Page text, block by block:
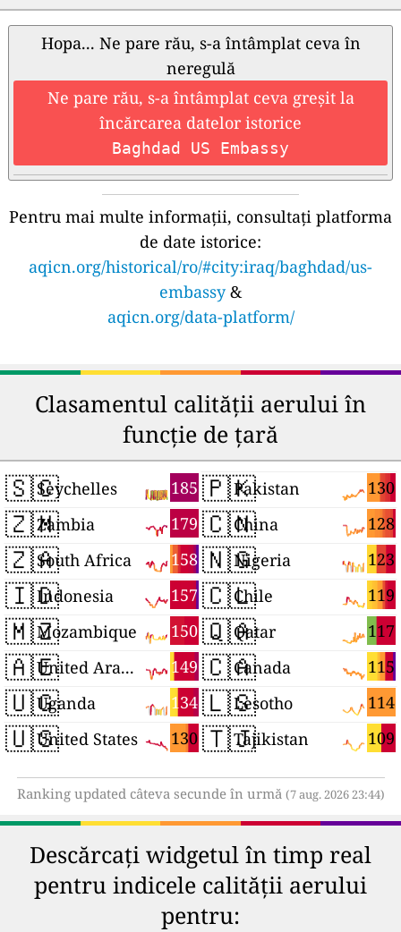
Hopa... Ne pare rău, s-a întâmplat ceva în
neregulă
Ne pare rău, s-a întâmplat ceva greșit la
încărcarea datelor istorice
Baghdad US Embassy
Pentru mai multe informații, consultați platforma
de date istorice:
aqicn.org/historical/ro/#city:iraq/baghdad/us-
embassy&
aqicn.org/data-platform/
Clasamentul calității aerului în
funcție de țară
🇸🇨 185
Seychelles
🇿🇲 179
Zambia
🇿🇦 158
South Africa
🇮🇩 157
Indonesia
🇲🇿 150
Mozambique
🇦🇪 149
United Arab Emirates
🇺🇬 134
Uganda
🇺🇸 130
United States
🇵🇰 130
Pakistan
🇨🇳 128
China
🇳🇬 123
Nigeria
🇨🇱 119
Chile
🇶🇦 117
Qatar
🇨🇦 115
Canada
🇱🇸 114
Lesotho
🇹🇯 109
Tajikistan
Ranking updated câteva secunde în urmă (7 aug. 2026 23:44)
Descărcați widgetul în timp real
pentru indicele calității aerului
pentru: